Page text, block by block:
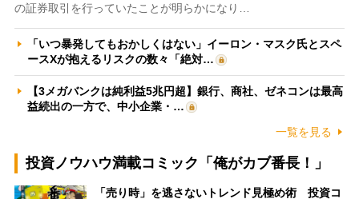
の証券取引を行っていたことが明らかになり…
「いつ暴発してもおかしくはない」イーロン・マスク氏とスペ
ースXが抱えるリスクの数々「絶対…
【3メガバンクは純利益5兆円超】銀行、商社、ゼネコンは最高
益続出の一方で、中小企業・…
一覧を見る
投資ノウハウ満載コミック「俺がカブ番長！」
「売り時」を逃さないトレンド見極め術 投資コ